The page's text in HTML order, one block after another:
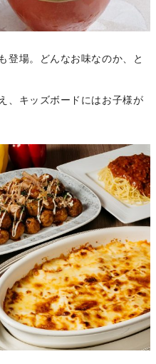
登場。どんなお味なのか、と
、キッズボードにはお子様が